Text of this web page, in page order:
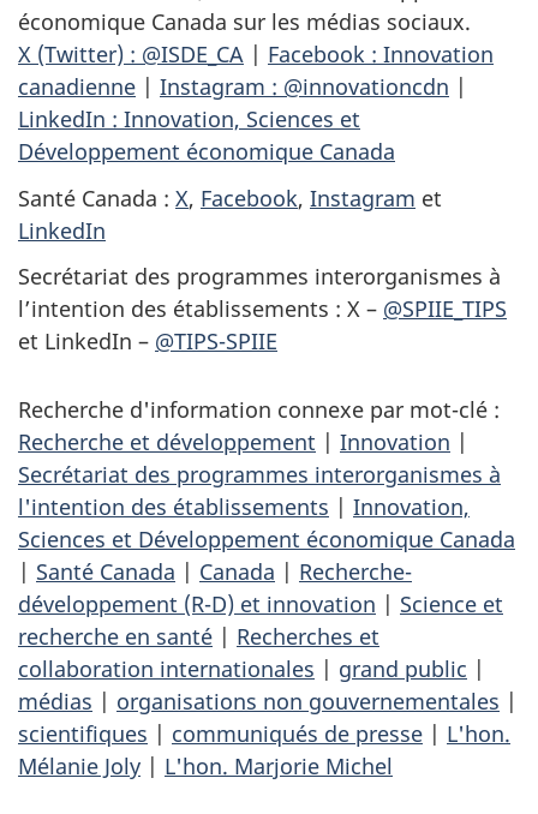
économique Canada sur les médias sociaux.
X (Twitter) : @ISDE_CA | Facebook : Innovation
canadienne | Instagram : @innovationcdn |
LinkedIn : Innovation, Sciences et
Développement économique Canada
Santé Canada : X, Facebook, Instagram et
LinkedIn
Secrétariat des programmes interorganismes à
l’intention des établissements : X – @SPIIE_TIPS
et LinkedIn – @TIPS-SPIIE
Recherche d'information connexe par mot-clé :
Recherche et développement | Innovation |
Secrétariat des programmes interorganismes à
l'intention des établissements | Innovation,
Sciences et Développement économique Canada
| Santé Canada | Canada | Recherche-
développement (R-D) et innovation | Science et
recherche en santé | Recherches et
collaboration internationales | grand public |
médias | organisations non gouvernementales |
scientifiques | communiqués de presse | L'hon.
Mélanie Joly | L'hon. Marjorie Michel